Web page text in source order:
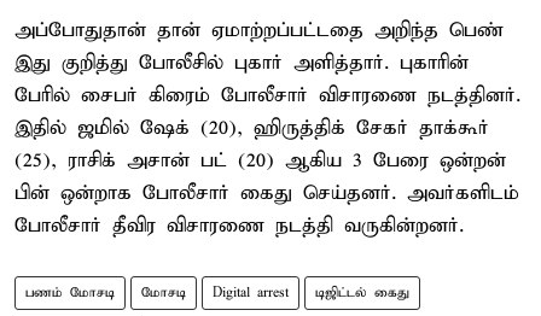
அப்போதுதான் தான் ஏமாற்றப்பட்டதை அறிந்த பெண்
இது குறித்து போலீசில் புகார் அளித்தார். புகாரின்
பேரில் சைபர் கிரைம் போலீசார் விசாரணை நடத்தினர்.
இதில் ஜமில் ஷேக் (20), ஹிருத்திக் சேகர் தாக்கூர்
(25), ராசிக் அசான் பட் (20) ஆகிய 3 பேரை ஒன்றன்
பின் ஒன்றாக போலீசார் கைது செய்தனர். அவர்களிடம்
போலீசார் தீவிர விசாரணை நடத்தி வருகின்றனர்.
பணம் மோசடி மோசடி Digital arrest டிஜிட்டல் கைது